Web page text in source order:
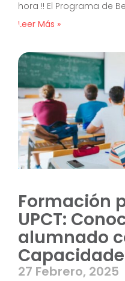
hora !! El Programa de
Leer Más »
Formación
UPCT:
alumnado
27 Febrero, 2025